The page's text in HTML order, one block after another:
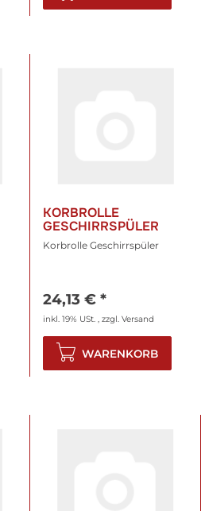
KORBROLLE
GESCHIRRSPÜLER
Korbrolle Geschirrspüler
24,13 € *
inkl. 19% USt. , zzgl. Versand
WARENKORB